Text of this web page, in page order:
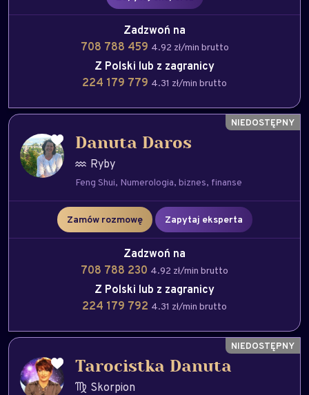
Zadzwoń na
708 788 459 4.92 zł/min brutto
Z Polski lub z zagranicy
224 179 779 4.31 zł/min brutto
Danuta Daros
Ryby
Feng Shui Numerologia biznes finanse
Zamów rozmowę Zapytaj eksperta
Zadzwoń na
708 788 230 4.92 zł/min brutto
Z Polski lub z zagranicy
224 179 792 4.31 zł/min brutto
Tarocistka Danuta
Skorpion